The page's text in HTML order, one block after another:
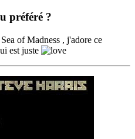
préféré ?
of Madness , j'adore ce
est juste